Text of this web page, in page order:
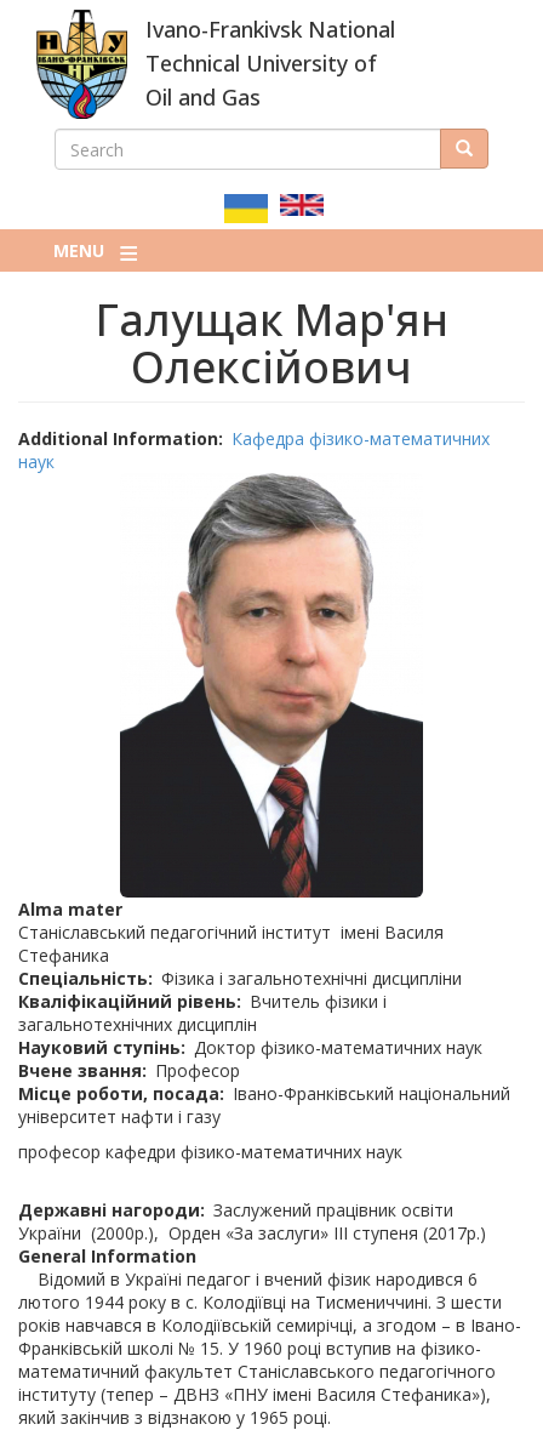
main
content
Ivano-Frankivsk National
Technical University of
Oil and Gas
ПОШУКОВА
SEARCH Search
MENU
Галущак Мар'ян
Олексійович
Additional Information
Кафедра фізико-математичних
наук
Alma mater
Станіславський педагогічний інститут імені Василя
Стефаника
Спеціальність
Фізика і загальнотехнічні дисципліни
Кваліфікаційний рівень
Вчитель фізики і
загальнотехнічних дисциплін
Науковий ступінь
Доктор фізико-математичних наук
Вчене звання
Професор
Місце роботи, посада
Івано-Франківський національний
університет нафти і газу
професор кафедри фізико-математичних наук
Державні нагороди
Заслужений працівник освіти
України (2000р.), Орден «За заслуги» ІІІ ступеня (2017р.)
General Information
Відомий в Україні педагог і вчений фізик народився 6
лютого 1944 року в с. Колодіївці на Тисмениччині. З шести
років навчався в Колодіївській семирічці, а згодом – в Івано-
Франківській школі № 15. У 1960 році вступив на фізико-
математичний факультет Станіславського педагогічного
інституту (тепер – ДВНЗ «ПНУ імені Василя Стефаника»),
який закінчив з відзнакою у 1965 році.